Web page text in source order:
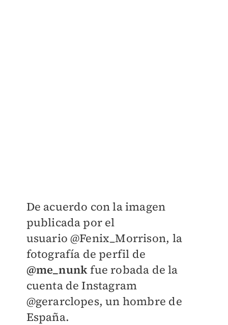
De acuerdo con la imagen
publicada por el
usuario @Fenix_Morrison, la
fotografía de perfil de
@me_nunkfue robada de la
cuenta de Instagram
@gerarclopes, un hombre de
España.